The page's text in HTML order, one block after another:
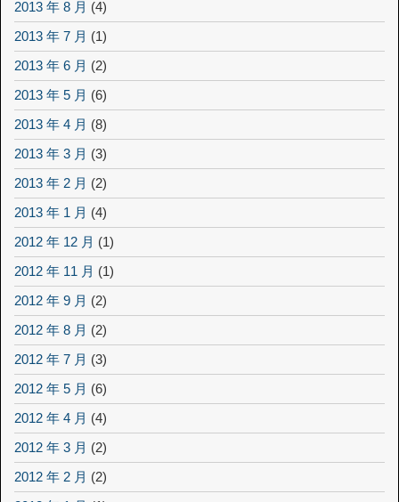
2013 年 8 月 (4)
2013 年 7 月 (1)
2013 年 6 月 (2)
2013 年 5 月 (6)
2013 年 4 月 (8)
2013 年 3 月 (3)
2013 年 2 月 (2)
2013 年 1 月 (4)
2012 年 12 月 (1)
2012 年 11 月 (1)
2012 年 9 月 (2)
2012 年 8 月 (2)
2012 年 7 月 (3)
2012 年 5 月 (6)
2012 年 4 月 (4)
2012 年 3 月 (2)
2012 年 2 月 (2)